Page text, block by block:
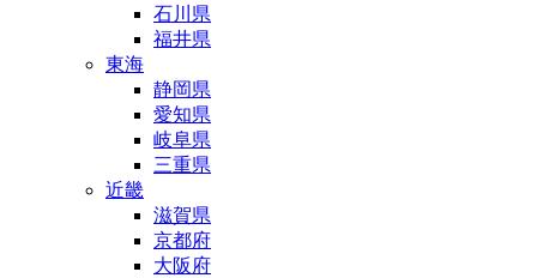
石川県
福井県
東海
静岡県
愛知県
岐阜県
三重県
近畿
滋賀県
京都府
大阪府